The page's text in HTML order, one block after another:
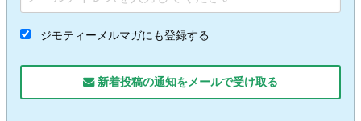
ジモティーメルマガにも登録する
新着投稿の通知をメールで受け取る